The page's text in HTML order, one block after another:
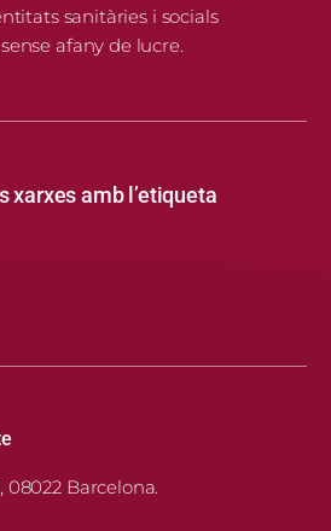
sanitàries i socials
afany de lucre.
xarxes amb l’etiqueta
08022 Barcelona.